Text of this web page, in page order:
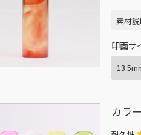
素材
印面サ
カラ